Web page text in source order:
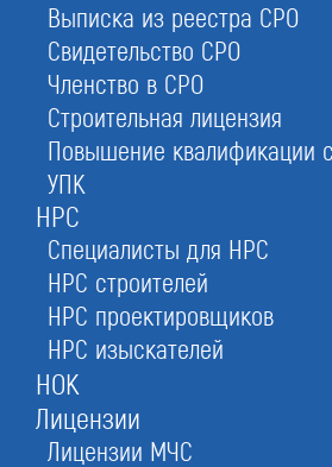
Выписка из реестра СРО
Свидетельство СРО
Членство в СРО
Строительная лицензия
Повышение квалификации
УПК
НРС
Специалисты для НРС
НРС строителей
НРС проектировщиков
НРС изыскателей
НОК
Лицензии
Лицензии МЧС
Ассоциация СРО
Оставьте заявку прямо сейчас